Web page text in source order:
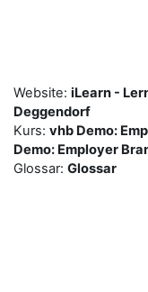
Website: iLearn -
Deggendorf
Kurs: vhb Demo:
Demo: Employer
Glossar: Glossar